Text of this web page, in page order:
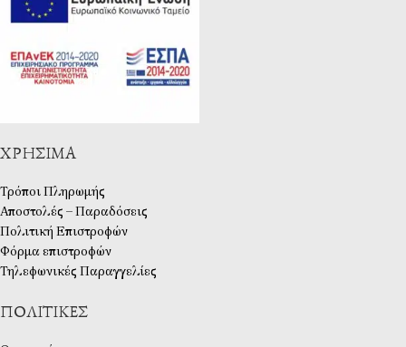
ΧΡΉΣΙΜΑ
Τρόποι Πληρωμής
Αποστολές – Παραδόσεις
Πολιτική Επιστροφών
Φόρμα επιστροφών
Τηλεφωνικές Παραγγελίες
ΠΟΛΙΤΙΚΈΣ